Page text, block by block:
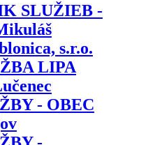
SLUŽIEB -
s.r.o.
LIPA
- OBEC